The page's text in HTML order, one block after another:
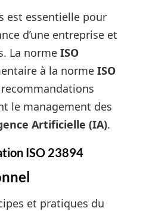
est essentielle pour
d’une entreprise et
La norme ISO
à la norme ISO
le management des
Artificielle (IA).
ISO 23894
et pratiques du